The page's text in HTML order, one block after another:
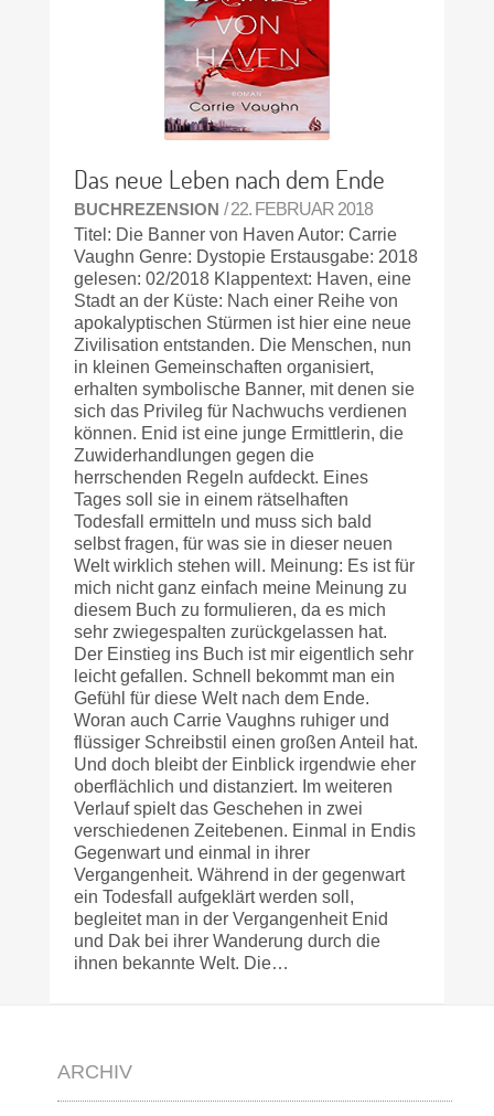
Das neue Leben nach dem Ende
BUCHREZENSION / 22. FEBRUAR 2018
Titel: Die Banner von Haven Autor: Carrie
Vaughn Genre: Dystopie Erstausgabe: 2018
gelesen: 02/2018 Klappentext: Haven, eine
Stadt an der Küste: Nach einer Reihe von
apokalyptischen Stürmen ist hier eine neue
Zivilisation entstanden. Die Menschen, nun
in kleinen Gemeinschaften organisiert,
erhalten symbolische Banner, mit denen sie
sich das Privileg für Nachwuchs verdienen
können. Enid ist eine junge Ermittlerin, die
Zuwiderhandlungen gegen die
herrschenden Regeln aufdeckt. Eines
Tages soll sie in einem rätselhaften
Todesfall ermitteln und muss sich bald
selbst fragen, für was sie in dieser neuen
Welt wirklich stehen will. Meinung: Es ist für
mich nicht ganz einfach meine Meinung zu
diesem Buch zu formulieren, da es mich
sehr zwiegespalten zurückgelassen hat.
Der Einstieg ins Buch ist mir eigentlich sehr
leicht gefallen. Schnell bekommt man ein
Gefühl für diese Welt nach dem Ende.
Woran auch Carrie Vaughns ruhiger und
flüssiger Schreibstil einen großen Anteil hat.
Und doch bleibt der Einblick irgendwie eher
oberflächlich und distanziert. Im weiteren
Verlauf spielt das Geschehen in zwei
verschiedenen Zeitebenen. Einmal in Endis
Gegenwart und einmal in ihrer
Vergangenheit. Während in der gegenwart
ein Todesfall aufgeklärt werden soll,
begleitet man in der Vergangenheit Enid
und Dak bei ihrer Wanderung durch die
ihnen bekannte Welt. Die…
ARCHIV